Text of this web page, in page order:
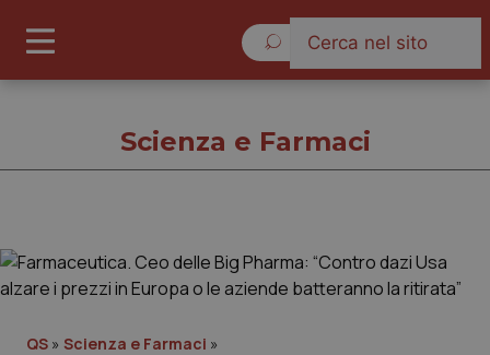
Scienza e Farmaci
QS » Scienza e Farmaci »